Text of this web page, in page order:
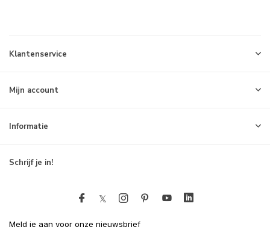
Klantenservice
Mijn account
Informatie
Schrijf je in!
Meld je aan voor onze nieuwsbrief